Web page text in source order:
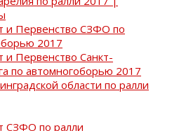
и Первенство СЗФО по
2017
и Первенство Санкт-
по автомногоборью 2017
области по ралли
СЗФО по ралли